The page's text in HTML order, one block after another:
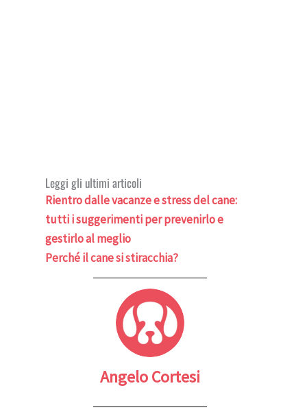
Leggi gli ultimi articoli
Rientro dalle vacanze e stress del cane:
tutti i suggerimenti per prevenirlo e
gestirlo al meglio
Perché il cane si stiracchia?
Angelo Cortesi